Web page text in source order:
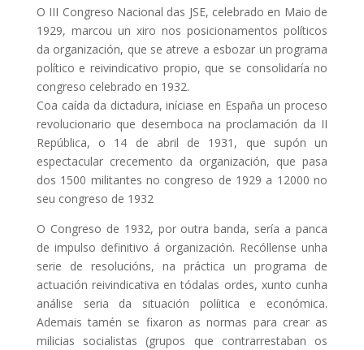
O III Congreso Nacional das JSE, celebrado en Maio de
1929, marcou un xiro nos posicionamentos políticos
da organización, que se atreve a esbozar un programa
político e reivindicativo propio, que se consolidaría no
congreso celebrado en 1932.
Coa caída da dictadura, iníciase en España un proceso
revolucionario que desemboca na proclamación da II
República, o 14 de abril de 1931, que supón un
espectacular crecemento da organización, que pasa
dos 1500 militantes no congreso de 1929 a 12000 no
seu congreso de 1932
O Congreso de 1932, por outra banda, sería a panca
de impulso definitivo á organización. Recóllense unha
serie de resolucións, na práctica un programa de
actuación reivindicativa en tódalas ordes, xunto cunha
análise seria da situación políitica e económica.
Ademais tamén se fixaron as normas para crear as
milicias socialistas (grupos que contrarrestaban os